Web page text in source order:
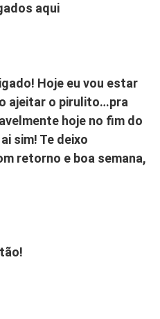
aqui
Hoje eu vou estar
ajeitar o pirulito…pra
hoje no fim do
sim! Te deixo
retorno e boa semana,